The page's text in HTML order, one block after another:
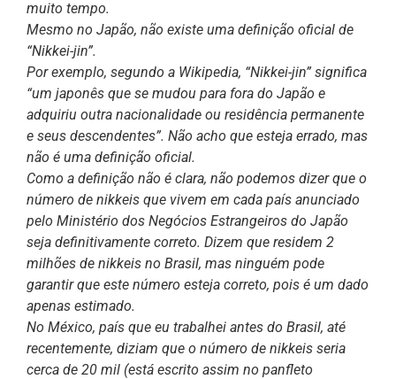
muito tempo.
Mesmo no Japão, não existe uma definição oficial de
“Nikkei-jin”.
Por exemplo, segundo a Wikipedia, “Nikkei-jin” significa
“um japonês que se mudou para fora do Japão e
adquiriu outra nacionalidade ou residência permanente
e seus descendentes”. Não acho que esteja errado, mas
não é uma definição oficial.
Como a definição não é clara, não podemos dizer que o
número de nikkeis que vivem em cada país anunciado
pelo Ministério dos Negócios Estrangeiros do Japão
seja definitivamente correto. Dizem que residem 2
milhões de nikkeis no Brasil, mas ninguém pode
garantir que este número esteja correto, pois é um dado
apenas estimado.
No México, país que eu trabalhei antes do Brasil, até
recentemente, diziam que o número de nikkeis seria
cerca de 20 mil (está escrito assim no panfleto